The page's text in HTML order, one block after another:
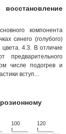
компонента
синего (голубого)
цвета. 4.3. В отличие
числе подогрев и
вступ...
..
100
!...................
120
!...................